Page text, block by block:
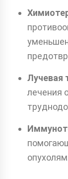
Лучевая
лечения